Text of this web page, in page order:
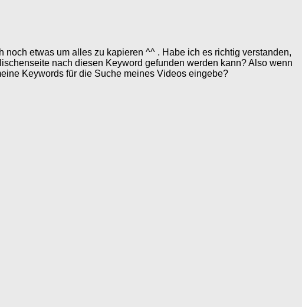
etwas um alles zu kapieren ^^ . Habe ich es richtig verstanden,
nach diesen Keyword gefunden werden kann? Also wenn
Keywords für die Suche meines Videos eingebe?